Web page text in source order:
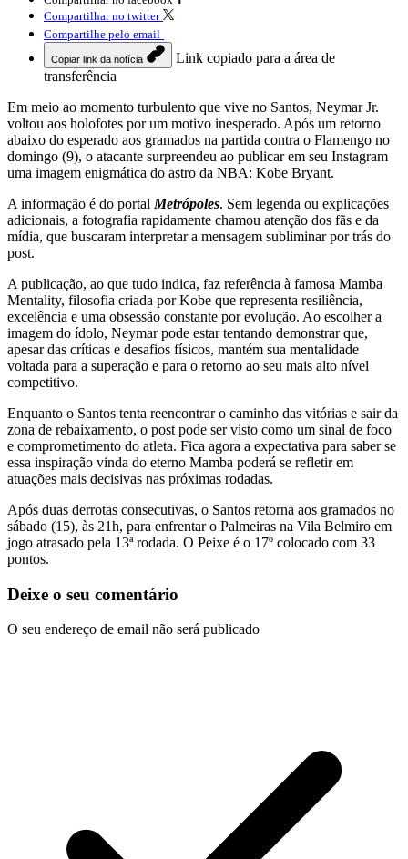
Compartilhar no twitter
Compartilhe pelo email
Copiar link da notícia
Link copiado para a área de
transferência
Em meio ao momento turbulento que vive no Santos, Neymar Jr.
voltou aos holofotes por um motivo inesperado. Após um retorno
abaixo do esperado aos gramados na partida contra o Flamengo no
domingo (9), o atacante surpreendeu ao publicar em seu Instagram
uma imagem enigmática do astro da NBA: Kobe Bryant.
A informação é do portal Metrópoles. Sem legenda ou explicações
adicionais, a fotografia rapidamente chamou atenção dos fãs e da
mídia, que buscaram interpretar a mensagem subliminar por trás do
post.
A publicação, ao que tudo indica, faz referência à famosa Mamba
Mentality, filosofia criada por Kobe que representa resiliência,
excelência e uma obsessão constante por evolução. Ao escolher a
imagem do ídolo, Neymar pode estar tentando demonstrar que,
apesar das críticas e desafios físicos, mantém sua mentalidade
voltada para a superação e para o retorno ao seu mais alto nível
competitivo.
Enquanto o Santos tenta reencontrar o caminho das vitórias e sair da
zona de rebaixamento, o post pode ser visto como um sinal de foco
e comprometimento do atleta. Fica agora a expectativa para saber se
essa inspiração vinda do eterno Mamba poderá se refletir em
atuações mais decisivas nas próximas rodadas.
Após duas derrotas consecutivas, o Santos retorna aos gramados no
sábado (15), às 21h, para enfrentar o Palmeiras na Vila Belmiro em
jogo atrasado pela 13ª rodada. O Peixe é o 17º colocado com 33
pontos.
Deixe o seu comentário
O seu endereço de email não será publicado